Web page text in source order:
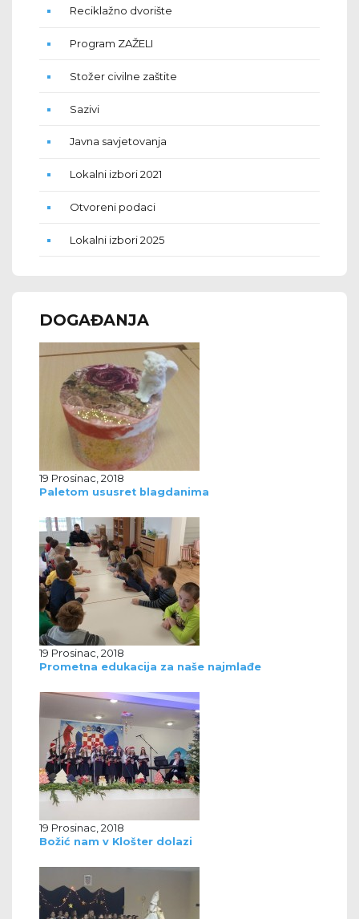
Reciklažno dvorište
Program ZAŽELI
Stožer civilne zaštite
Sazivi
Javna savjetovanja
Lokalni izbori 2021
Otvoreni podaci
Lokalni izbori 2025
DOGAĐANJA
19 Prosinac, 2018
Paletom ususret blagdanima
19 Prosinac, 2018
Prometna edukacija za naše najmlađe
19 Prosinac, 2018
Božić nam v Klošter dolazi